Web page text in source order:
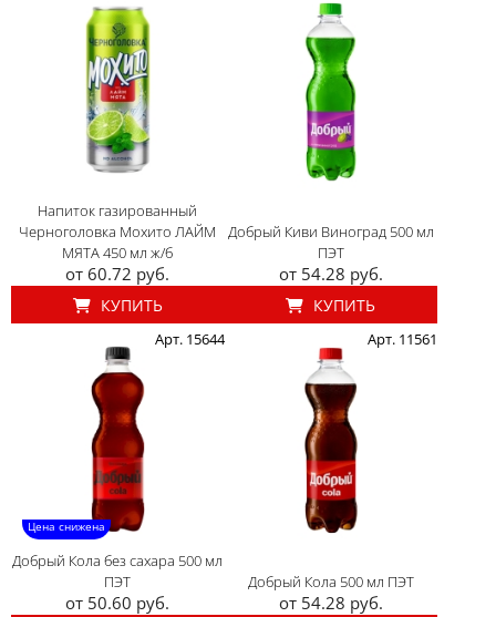
Напиток газированный
Черноголовка Мохито ЛАЙМ
МЯТА 450 мл ж/б
от 60.72 руб.
КУПИТЬ
Добрый Киви Виноград 500 мл
ПЭТ
от 54.28 руб.
КУПИТЬ
Цена снижена
Арт. 15644
Добрый Кола без сахара 500 мл
ПЭТ
от 50.60 руб.
Арт. 11561
Добрый Кола 500 мл ПЭТ
от 54.28 руб.